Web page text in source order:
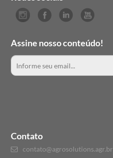
Assine nosso conteúdo!
Contato
contato@agrosolutions.agr.br